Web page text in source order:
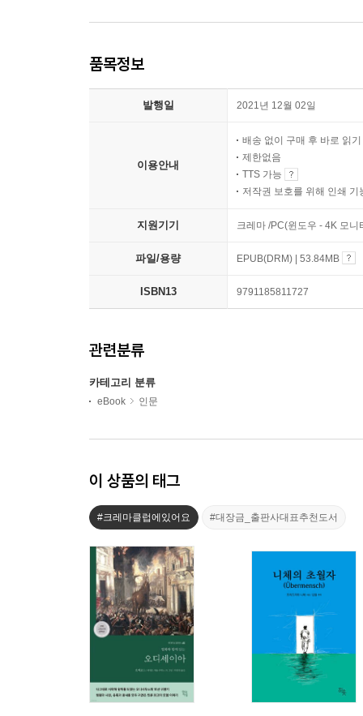
품목정보
발행일 2021년 12월 02일
이용안내
배송 없이 구매 후 바로 읽기
제한없음
TTS 가능
저작권 보호를 위해 인쇄 기
지원기기 크레마 /PC(윈도우 - 4K 모
파일/용량 EPUB(DRM) | 53.84MB
ISBN13 9791185811727
관련분류
카테고리 분류
eBook 인문
이 상품의 태그
#크레마클럽에있어요 #대장금_출판사대표추천도서